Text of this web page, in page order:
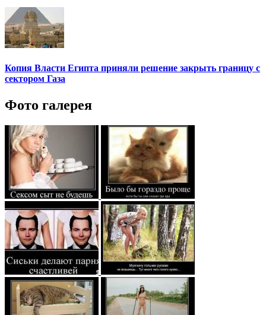
Копия Власти Египта приняли решение закрыть границу с
сектором Газа
Фото галерея